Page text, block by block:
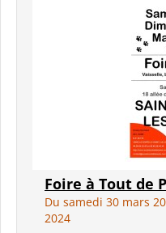
Foire à Tout de
Du samedi 30 mars
2024